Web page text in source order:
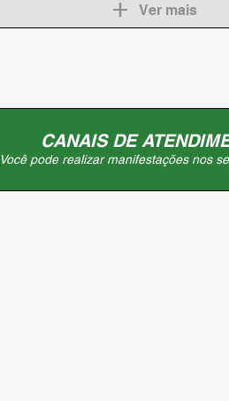
Ver mais
CANAIS DE
Você pode realizar manifestações nos